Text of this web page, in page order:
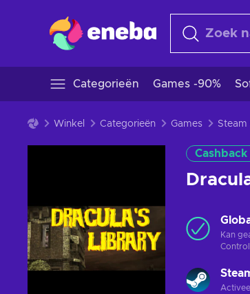
Categorieën Games -90%
Winkel Categorieën Games Steam
Kan